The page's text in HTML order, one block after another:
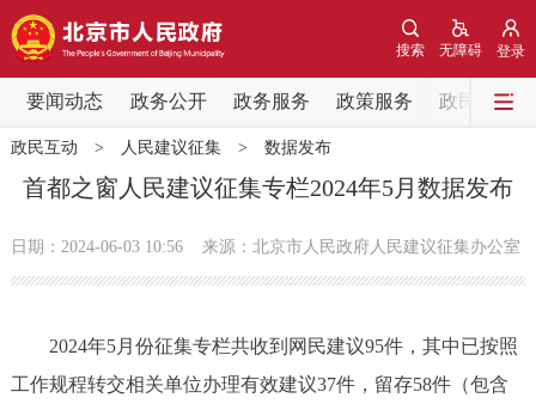
登录
无障碍
搜索
要闻动态 政务公开 政务服务 政策服务 政民互动
要闻动态
党中央精神 国务院信息
政务公开
政民互动 > 人民建议征集> 数据发布
首都之窗人民建议征集专栏2024年5月数据发布
日期：2024-06-03 10:56 来源：北京市人民政府人民建议征集办公室
2024年5月份征集专栏共收到网民建议95件，其中已按照
工作规程转交相关单位办理有效建议37件，留存58件（包含